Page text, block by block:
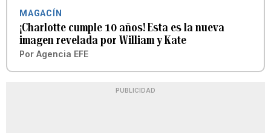
MAGACÍN
¡Charlotte cumple 10 años! Esta es la nueva
imagen revelada por William y Kate
Por Agencia EFE
PUBLICIDAD